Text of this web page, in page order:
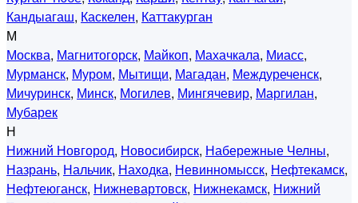
Кандыагаш, Каскелен, Каттакурган
М
Москва, Магнитогорск, Майкоп, Махачкала, Миасс,
Мурманск, Муром, Мытищи, Магадан, Междуреченск,
Мичуринск, Минск, Могилев, Мингячевир, Маргилан,
Мубарек
Н
Нижний Новгород, Новосибирск, Набережные Челны,
Назрань, Нальчик, Находка, Невинномысск, Нефтекамск,
Нефтеюганск, Нижневартовск, Нижнекамск, Нижний